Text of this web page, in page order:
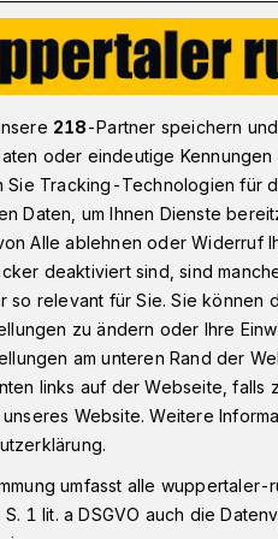
Neuzugang Gembalies mit
Vincent Gembalies ist
ins Stadion am
218-Partner speichern
oder eindeutige Kennungen
Sie Tracking-Technologien für
Daten, um Ihnen Dienste
Alle ablehnen oder Widerruf
deaktiviert sind, sind
so relevant für Sie. Sie
zu ändern oder Ihre
am unteren Rand der
links auf der Webseite, falls
Website. Weitere
umfasst alle
1 lit. a DSGVO auch die